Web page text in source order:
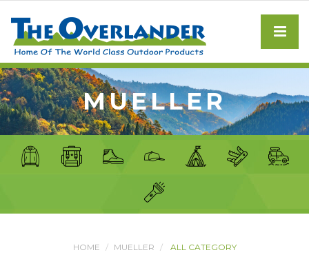
MUELLER
HOME MUELLER ALL CATEGORY